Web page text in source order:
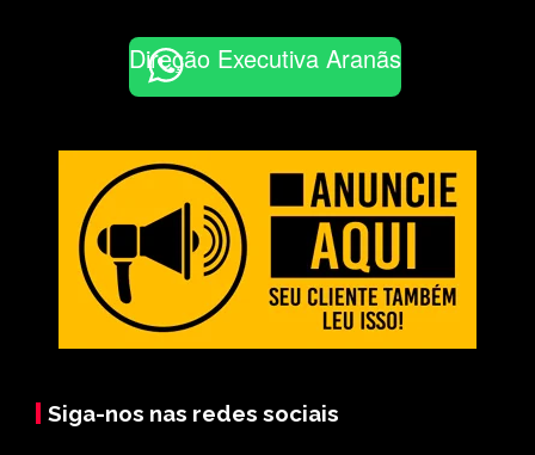
Direção Executiva Aranãs
Siga-nos nas redes sociais